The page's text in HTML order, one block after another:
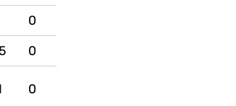
0
0
0